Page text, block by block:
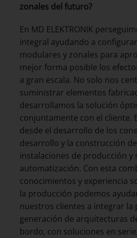
zonales del futuro?
En MD ELEKTRONIK
integral ayudando a
modulares y zonales para
mejor forma posible los
a gran escala. No solo nos
suministrar elementos
desarrollamos la solución
conjuntamente con el cliente.
desde el desarrollo de los
desarrollo y la construcción
instalaciones de producción y
automatización. Con esta
conocimientos y experiencia
la producción podemos
nuestros clientes a integrar la
generación de arquitecturas
bordo, con soluciones en